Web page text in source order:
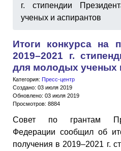
г. стипендии
ученых и аспирантов
Итоги конкурса на
2019–2021 г.
для молодых ученых
Категория: Пресс-центр
Создано: 03 июля 2019
Обновлено: 03 июля 2019
Просмотров: 8884
Совет по грантам
Федерации сообщил об
получения в 2019–2021 г.